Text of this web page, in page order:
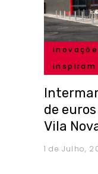
inspiram
de
Vila
1 de Julho,